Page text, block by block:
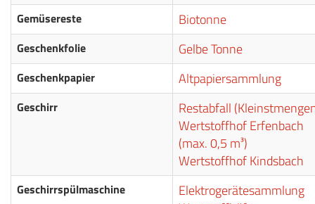
Gemüsereste Biotonne
Geschenkfolie Gelbe Tonne
Geschenkpapier Altpapiersammlung
Geschirr
Restabfall
Wertstoffhof Erfenbach
(max. 0,5 m³)
Wertstoffhof Kindsbach
Geschirrspülmaschine
Elektrogerätesammlung